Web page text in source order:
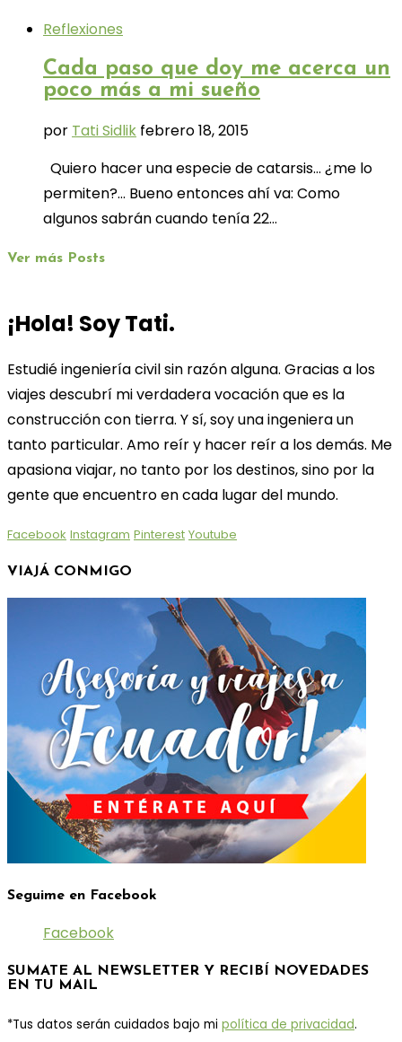
Reflexiones
Cada paso que doy me acerca un
poco más a mi sueño
por Tati Sidlik febrero 18, 2015
Quiero hacer una especie de catarsis… ¿me lo
permiten?… Bueno entonces ahí va: Como
algunos sabrán cuando tenía 22…
Ver más Posts
¡Hola! Soy Tati.
Estudié ingeniería civil sin razón alguna. Gracias a los
viajes descubrí mi verdadera vocación que es la
construcción con tierra. Y sí, soy una ingeniera un
tanto particular. Amo reír y hacer reír a los demás. Me
apasiona viajar, no tanto por los destinos, sino por la
gente que encuentro en cada lugar del mundo.
Facebook Instagram Pinterest Youtube
VIAJÁ CONMIGO
Seguime en Facebook
Facebook
SUMATE AL NEWSLETTER Y RECIBÍ NOVEDADES
EN TU MAIL
*Tus datos serán cuidados bajo mi política de privacidad.